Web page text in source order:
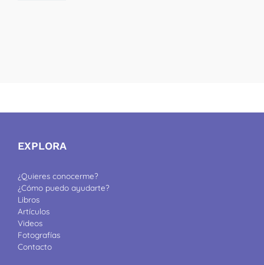
EXPLORA
¿Quieres conocerme?
¿Cómo puedo ayudarte?
Libros
Artículos
Videos
Fotografías
Contacto